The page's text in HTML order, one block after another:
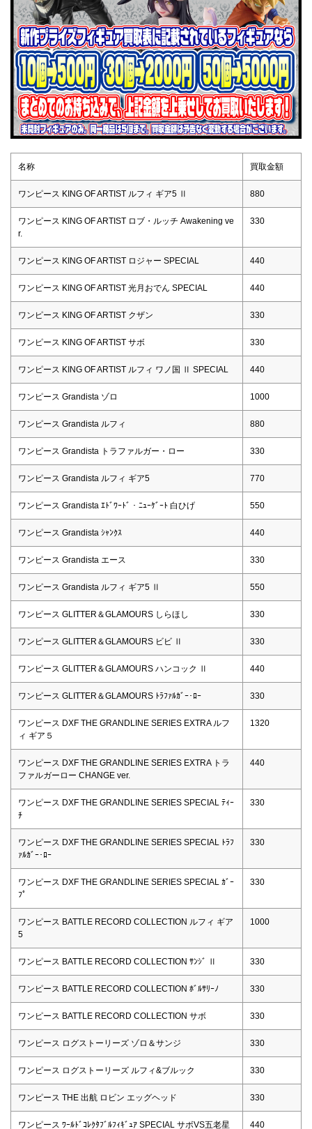
名称 買取金額
ワンピース KING OF ARTIST ルフィ ギア5 Ⅱ 880
ワンピース KING OF ARTIST ロブ・ルッチ Awakening ve
r.
330
ワンピース KING OF ARTIST ロジャー SPECIAL 440
ワンピース KING OF ARTIST 光月おでん SPECIAL 440
ワンピース KING OF ARTIST クザン 330
ワンピース KING OF ARTIST サボ 330
ワンピース KING OF ARTIST ルフィ ワノ国 Ⅱ SPECIAL 440
ワンピース Grandista ゾロ 1000
ワンピース Grandista ルフィ 880
ワンピース Grandista トラファルガー・ロー 330
ワンピース Grandista ルフィ ギア5 770
ワンピース Grandista ｴﾄﾞﾜｰﾄﾞ・ﾆｭｰｹﾞｰﾄ 白ひげ 550
ワンピース Grandista ｼｬﾝｸｽ 440
ワンピース Grandista エース 330
ワンピース Grandista ルフィ ギア5 Ⅱ 550
ワンピース GLITTER＆GLAMOURS しらほし 330
ワンピース GLITTER＆GLAMOURS ビビ Ⅱ 330
ワンピース GLITTER＆GLAMOURS ハンコック Ⅱ 440
ワンピース GLITTER＆GLAMOURS ﾄﾗﾌｧﾙｶﾞｰ･ﾛｰ 330
ワンピース DXF THE GRANDLINE SERIES EXTRA ルフ
ィ ギア５
1320
ワンピース DXF THE GRANDLINE SERIES EXTRA トラ
ファルガーロー CHANGE ver.
440
ワンピース DXF THE GRANDLINE SERIES SPECIAL ﾃｨｰ
ﾁ
330
ワンピース DXF THE GRANDLINE SERIES SPECIAL ﾄﾗﾌ
ｧﾙｶﾞｰ･ﾛｰ
330
ワンピース DXF THE GRANDLINE SERIES SPECIAL ｶﾞｰ
ﾌﾟ
330
ワンピース BATTLE RECORD COLLECTION ルフィ ギア
5
1000
ワンピース BATTLE RECORD COLLECTION ｻﾝｼﾞ Ⅱ 330
ワンピース BATTLE RECORD COLLECTION ﾎﾞﾙｻﾘｰﾉ 330
ワンピース BATTLE RECORD COLLECTION サボ 330
ワンピース ログストーリーズ ゾロ＆サンジ 330
ワンピース ログストーリーズ ルフィ&ブルック 330
ワンピース THE 出航 ロビン エッグヘッド 330
ワンピース ﾜｰﾙﾄﾞｺﾚｸﾀﾌﾞﾙﾌｨｷﾞｭｱ SPECIAL サボVS五老星 440